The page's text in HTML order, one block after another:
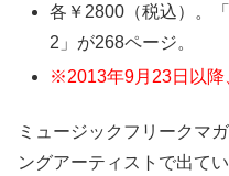
各￥2800（税込）。
2」が268ページ。
※2013年9月23日以降
ミュージックフリークマ
ングアーティストで出て